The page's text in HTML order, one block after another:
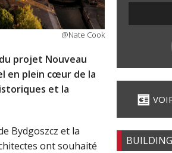
@Nate Cook
projet Nouveau
en plein cœur de la
et la
Bydgoszcz et la
ont souhaité